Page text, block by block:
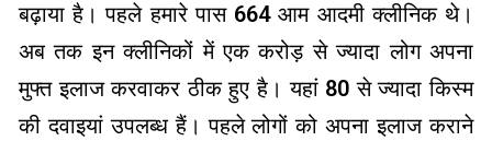
बढ़ाया है। पहले हमारे पास 664 आम आदमी क्लीनिक थे।
अब तक इन क्लीनिकों में एक करोड़ से ज्यादा लोग अपना
मुफ्त इलाज करवाकर ठीक हुए है। यहां 80 से ज्यादा किस्म
की दवाइयां उपलब्ध हैं। पहले लोगों को अपना इलाज कराने